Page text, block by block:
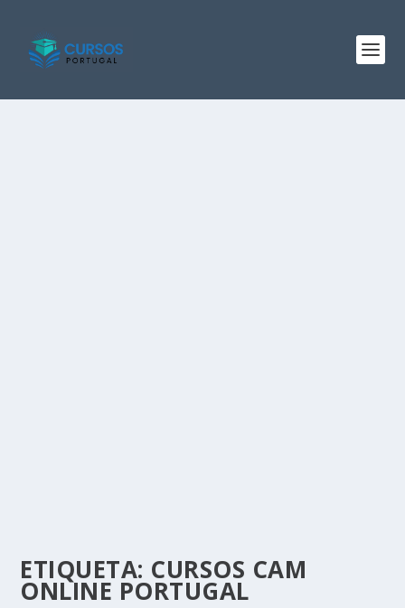
ETIQUETA: CURSOS CAM
ONLINE PORTUGAL